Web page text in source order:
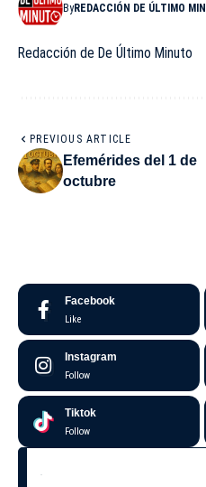
ByREDACCIÓN DE ÚLTIMO
Redacción de De Último Minuto
PREVIOUS ARTICLE
Efemérides del 1 de
octubre
Facebook
Like
Instagram
Follow
Tiktok
Follow